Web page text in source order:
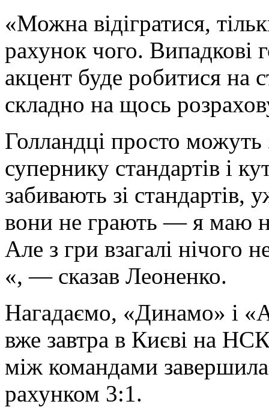
«Можна відігратися,
рахунок чого. Випадкові
акцент буде робитися на
складно на щось
Голландці просто можуть
супернику стандартів і
забивають зі стандартів,
вони не грають — я маю
Але з гри взагалі нічого
«, — сказав Леоненко.
Нагадаємо, «Динамо» і
вже завтра в Києві на
між командами
рахунком 3:1.